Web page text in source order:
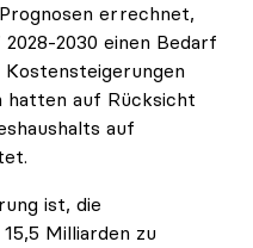
errechnet,
2030 einen Bedarf
hatten auf Rücksicht
auf
ist, die
Milliarden zu